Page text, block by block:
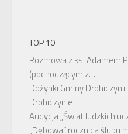
TOP 10
Rozmowa z ks. Adamem
(pochodzącym z…
Dożynki Gminy Drohiczyn
Drohiczynie
Audycja „Świat ludzkich
„Dębowa” rocznica ślubu